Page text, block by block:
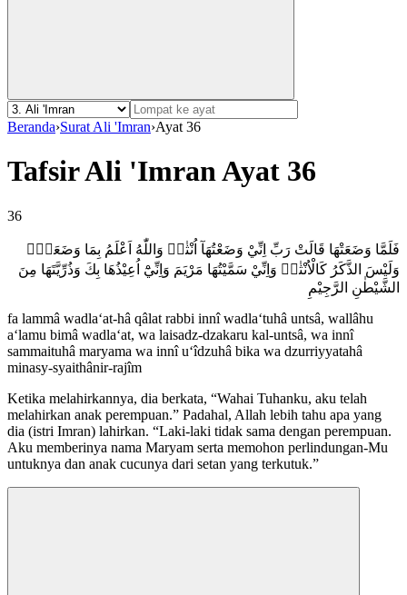
Beranda›Surat Ali 'Imran›Ayat 36
Tafsir Ali 'Imran Ayat 36
36
فَلَمَّا وَضَعَتْهَا قَالَتْ رَبِّ اِنِّيْ وَضَعْتُهَآ اُنْثٰىۗ وَاللّٰهُ اَعْلَمُ بِمَا وَضَعَتْۗ
وَلَيْسَ الذَّكَرُ كَالْاُنْثٰىۚ وَاِنِّيْ سَمَّيْتُهَا مَرْيَمَ وَاِنِّيْٓ اُعِيْذُهَا بِكَ وَذُرِّيَّتَهَا مِنَ
الشَّيْطٰنِ الرَّجِيْمِ
fa lammâ wadla‘at-hâ qâlat rabbi innî wadla‘tuhâ untsâ, wallâhu
a‘lamu bimâ wadla‘at, wa laisadz-dzakaru kal-untsâ, wa innî
sammaituhâ maryama wa innî u‘îdzuhâ bika wa dzurriyyatahâ
minasy-syaithânir-rajîm
Ketika melahirkannya, dia berkata, “Wahai Tuhanku, aku telah
melahirkan anak perempuan.” Padahal, Allah lebih tahu apa yang
dia (istri Imran) lahirkan. “Laki-laki tidak sama dengan perempuan.
Aku memberinya nama Maryam serta memohon perlindungan-Mu
untuknya dan anak cucunya dari setan yang terkutuk.”